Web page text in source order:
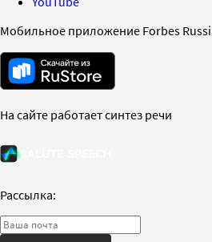
Мобильное приложение Forbes
На сайте работает синтез речи
Рассылка: